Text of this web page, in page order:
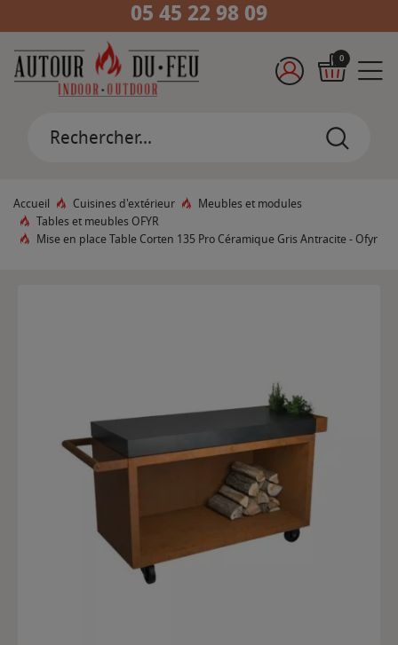
05 45 22 98 09
0
Accueil Cuisines d'extérieur
Meubles et modules
Tables et meubles OFYR
Mise en place Table Corten 135 Pro Céramique Gris Antracite - Ofyr